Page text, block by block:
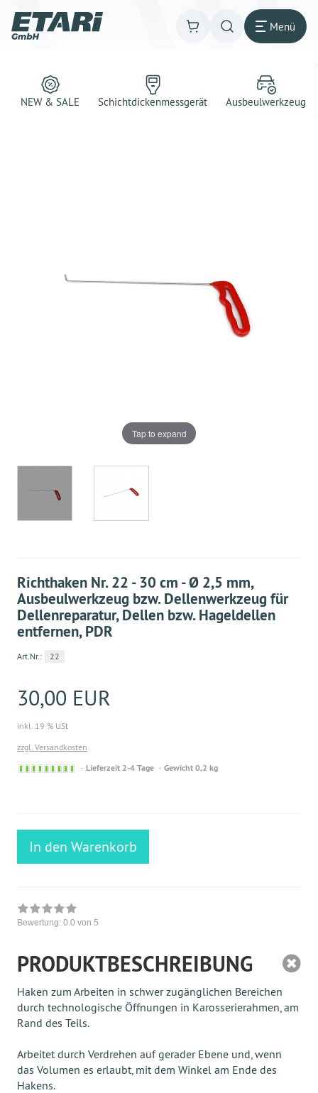
Menü
NEW & SALE Schichtdickenmessgerät Ausbeulwerkzeug
Tap to expand
Richthaken Nr. 22 - 30 cm - Ø 2,5 mm,
Ausbeulwerkzeug bzw. Dellenwerkzeug für
Dellenreparatur, Dellen bzw. Hageldellen
entfernen, PDR
Art.Nr.: 22
30,00 EUR
inkl. 19 % USt
zzgl. Versandkosten
Sofort
Lieferzeit 2-4 Tage Gewicht 0,2 kg
In den Warenkorb
Bewertung: 0.0 von 5
PRODUKTBESCHREIBUNG
Haken zum Arbeiten in schwer zugänglichen Bereichen
durch technologische Öffnungen in Karosserierahmen, am
Rand des Teils.
Arbeitet durch Verdrehen auf gerader Ebene und, wenn
das Volumen es erlaubt, mit dem Winkel am Ende des
Hakens.